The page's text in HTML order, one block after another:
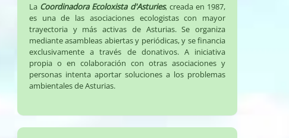
La Coordinadora Ecoloxista d'Asturies, creada en 1987,
es una de las asociaciones ecologistas con mayor
trayectoria y más activas de Asturias. Se organiza
mediante asambleas abiertas y periódicas, y se financia
exclusivamente a través de donativos. A iniciativa
propia o en colaboración con otras asociaciones y
personas intenta aportar soluciones a los problemas
ambientales de Asturias.